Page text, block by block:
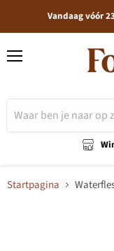
Vandaag vóór
Startpagina